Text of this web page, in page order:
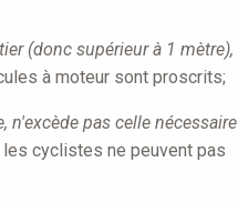
(donc supérieur à 1 mètre),
à moteur sont proscrits;
n'excède pas celle nécessaire
cyclistes ne peuvent pas